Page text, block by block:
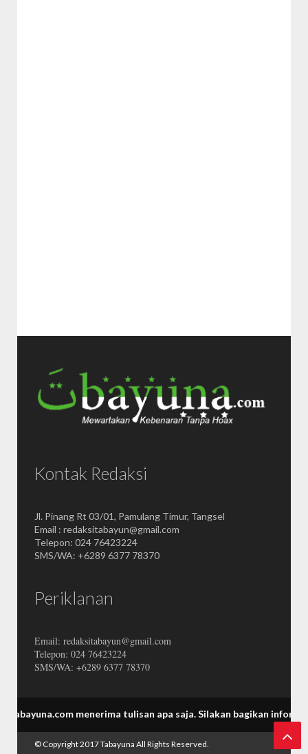
Kontak Redaksi
Jl. Pinang Rt 03/01, Pamulang Timur, Tangsel
Email : redaksitabayun@gmail.com
Telepon: 024 76423224
SMS/WA: +6289 6377 78370
Periklanan
Email: redaksitabayun@gmail.com
Telepon: 024 76423224
SMS/WA: +6289 6377 78370
menerima tulisan apa saja.Silakan bagikan informasi
© Copyright 2017Tabayuna All Rights Reserved.